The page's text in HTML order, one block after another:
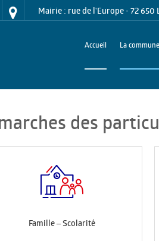
Mairie : rue de l'Europe - 72 650
Accueil La commune
des
Famille – Scolarité